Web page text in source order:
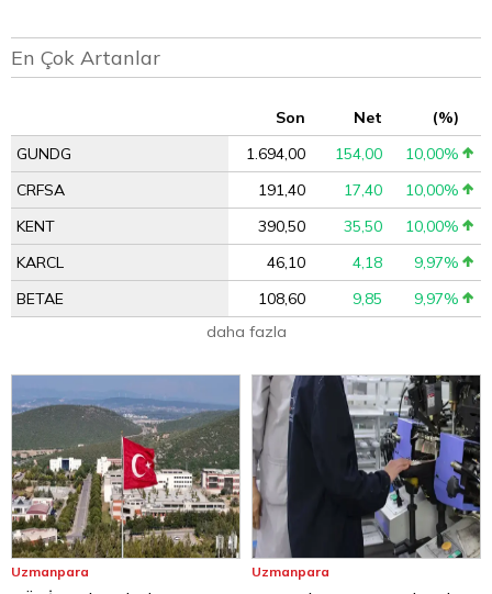
En Çok Artanlar
Son Net
(%)
GUNDG
1.694,00 154,00
10,00%
CRFSA
191,40 17,40
10,00%
KENT
390,50 35,50
10,00%
KARCL
46,10 4,18
9,97%
BETAE
108,60 9,85
9,97%
daha fazla
Uzmanpara Uzmanpara